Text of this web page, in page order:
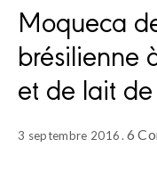
Moqueca
brésilienne
et de lait
3 septembre 2016 6